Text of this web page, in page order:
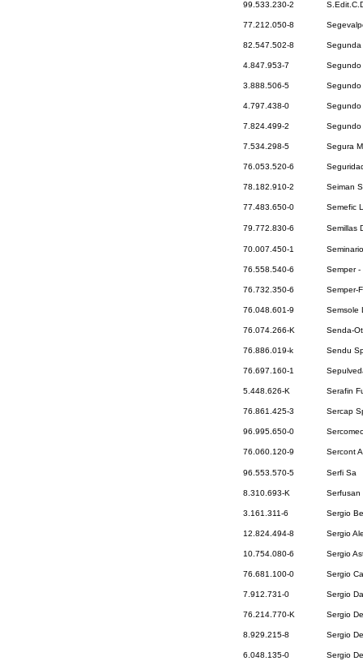
99.533.230-2
77.212.050-8
82.547.502-8 Segunda
4.847.953-7 Segundo
3.888.506-5 Segundo
4.797.438-0 Segundo
7.824.499-2 Segundo
7.534.298-5 Segura
76.053.520-6
78.182.910-2 Seiman
77.483.650-0 Semefic
79.772.830-6 Semillas
70.007.450-1
76.558.540-6 Semper -
76.732.350-6 Semper-
76.048.601-9 Semsole
76.074.266-K Senda-
76.886.019-k Sendu
76.697.160-1
5.448.626-K Serafin
76.861.425-3 Sercap
96.995.650-0
76.060.120-9 Sercont
96.553.570-5 Serfi Sa
8.310.693-K Serfusan
3.161.311-6 Sergio
12.824.494-8 Sergio
10.754.080-6 Sergio
76.681.100-0 Sergio
7.912.731-0 Sergio
76.214.770-K Sergio
8.929.215-8 Sergio
6.048.135-0 Sergio